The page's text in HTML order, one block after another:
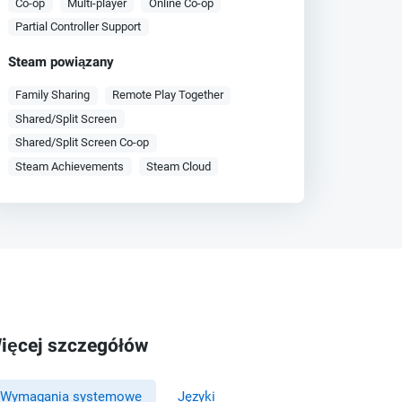
Co-op Multi-player
Online Co-op
Partial Controller Support
Steam powiązany
Family Sharing
Remote Play Together
Shared/Split Screen
Shared/Split Screen Co-op
Steam Achievements
Steam Cloud
szczegółów
Wymagania systemowe Języki